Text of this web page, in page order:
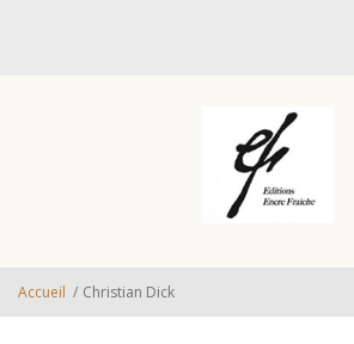
Accueil / Christian Dick